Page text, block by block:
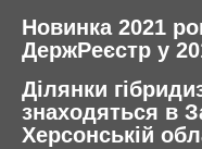
Новинка 2021
ДержРеєстр у
Ділянки
знаходяться в
Херсонській